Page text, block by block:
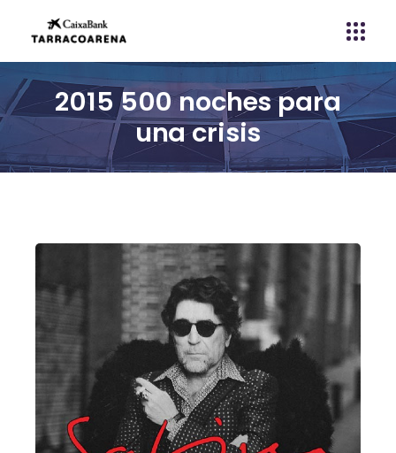
2015 500 noches para
una crisis